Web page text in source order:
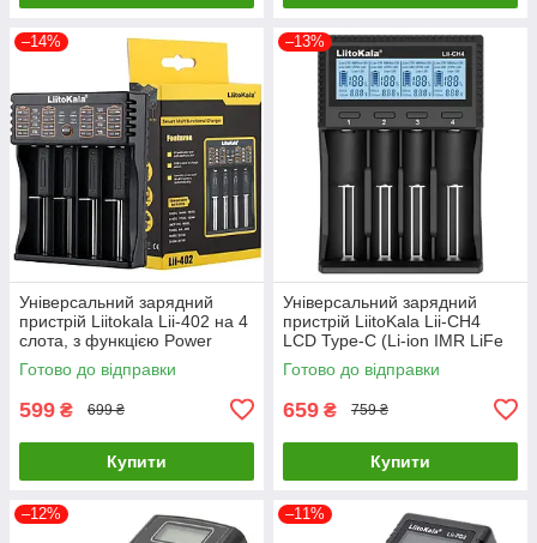
–14%
Універсальний зарядний
пристрій Liitokala Lii-402 на 4
слота, з функцією Power
Bank
Готово до відправки
599 ₴ 699 ₴
Купити
–13%
Універсальний зарядний
пристрій LiitoKala Lii-CH4
LCD Type-C (Li-ion IMR LiFe
NiMH) на 4 акумулятори
Готово до відправки
659 ₴ 759 ₴
Купити
–12% –11%